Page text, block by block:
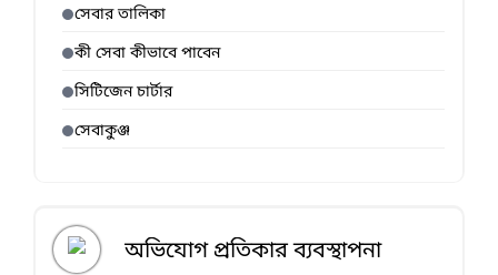
সেবার তালিকা
কী সেবা কীভাবে পাবেন
সিটিজেন চার্টার
সেবাকুঞ্জ
অভিযোগ প্রতিকার ব্যবস্থাপনা